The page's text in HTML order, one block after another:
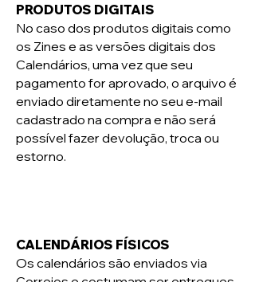
PRODUTOS DIGITAIS
No caso dos produtos digitais como
os Zines e as versões digitais dos
Calendários, uma vez que seu
pagamento for aprovado, o arquivo é
enviado diretamente no seu e-mail
cadastrado na compra e não será
possível fazer devolução, troca ou
estorno.
CALENDÁRIOS FÍSICOS
Os calendários são enviados via